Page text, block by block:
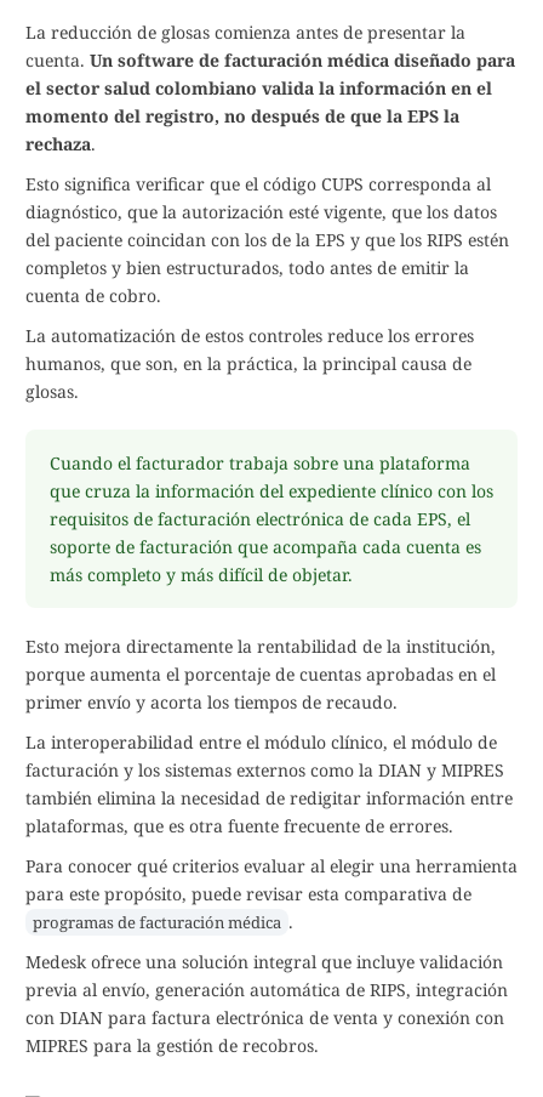
La reducción de glosas comienza antes de presentar la
cuenta. Un software de facturación médica diseñado para
el sector salud colombiano valida la información en el
momento del registro, no después de que la EPS la
rechaza.
Esto significa verificar que el código CUPS corresponda al
diagnóstico, que la autorización esté vigente, que los datos
del paciente coincidan con los de la EPS y que los RIPS estén
completos y bien estructurados, todo antes de emitir la
cuenta de cobro.
La automatización de estos controles reduce los errores
humanos, que son, en la práctica, la principal causa de
glosas.
Cuando el facturador trabaja sobre una plataforma
que cruza la información del expediente clínico con los
requisitos de facturación electrónica de cada EPS, el
soporte de facturación que acompaña cada cuenta es
más completo y más difícil de objetar.
Esto mejora directamente la rentabilidad de la institución,
porque aumenta el porcentaje de cuentas aprobadas en el
primer envío y acorta los tiempos de recaudo.
La interoperabilidad entre el módulo clínico, el módulo de
facturación y los sistemas externos como la DIAN y MIPRES
también elimina la necesidad de redigitar información entre
plataformas, que es otra fuente frecuente de errores.
Para conocer qué criterios evaluar al elegir una herramienta
para este propósito, puede revisar esta comparativa de
programas de facturación médica .
Medesk ofrece una solución integral que incluye validación
previa al envío, generación automática de RIPS, integración
con DIAN para factura electrónica de venta y conexión con
MIPRES para la gestión de recobros.